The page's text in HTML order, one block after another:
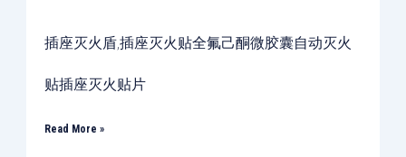
插座灭火盾,插座灭火贴全氟己酮微胶囊自动灭火
贴插座灭火贴片
Read More »